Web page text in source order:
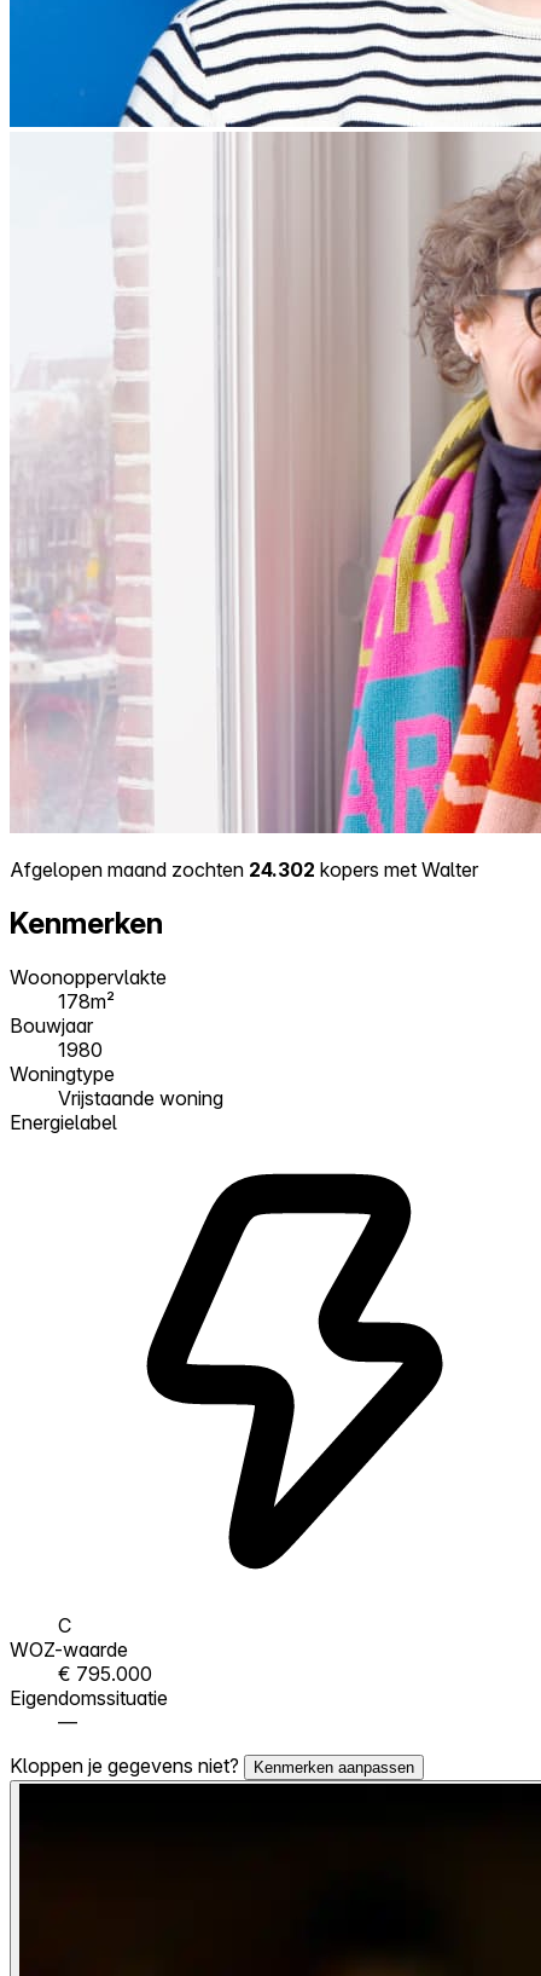
Afgelopen maand zochten 24.302 kopers met Walter
Kenmerken
Woonoppervlakte
178m²
Bouwjaar
1980
Woningtype
Vrijstaande woning
Energielabel
C
WOZ-waarde
€ 795.000
Eigendomssituatie
—
Kloppen je gegevens niet?
Kenmerken aanpassen